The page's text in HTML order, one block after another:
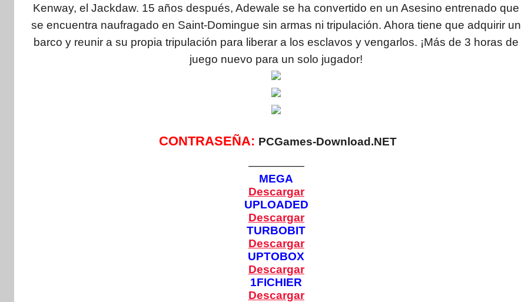
Kenway, el Jackdaw. 15 años después, Adewale se ha convertido en un Asesino entrenado que
se encuentra naufragado en Saint-Domingue sin armas ni tripulación. Ahora tiene que adquirir un
barco y reunir a su propia tripulación para liberar a los esclavos y vengarlos. ¡Más de 3 horas de
juego nuevo para un solo jugador!
CONTRASEÑA: PCGames-Download.NET
—————
MEGA
Descargar
UPLOADED
Descargar
TURBOBIT
Descargar
UPTOBOX
Descargar
1FICHIER
Descargar